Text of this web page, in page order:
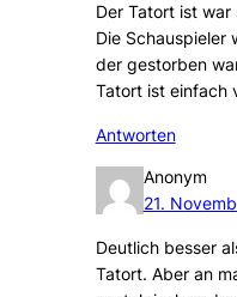
Der Tatort ist
Die Schauspieler
der gestorben
Tatort ist einfach
Antworten
Anonym
21.
Deutlich besser
Tatort. Aber an